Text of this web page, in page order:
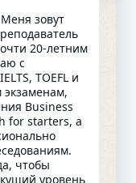
зовут
20-летним
с
TOEFL и
Business
for starters, а
чтобы
уровень